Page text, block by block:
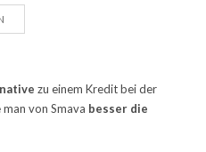
zu einem Kredit bei der
von Smava besser die